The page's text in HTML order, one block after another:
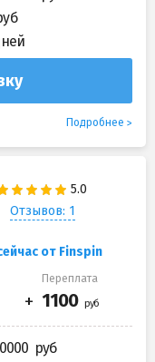
Подробнее
Отзывов: 1
от Finspin
Переплата